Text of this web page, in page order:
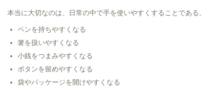
本当に大切なのは、日常の中で手を使いやすくすることである。
ペンを持ちやすくなる
箸を扱いやすくなる
小銭をつまみやすくなる
ボタンを留めやすくなる
袋やパッケージを開けやすくなる